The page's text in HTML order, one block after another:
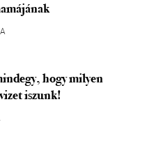
hogy milyen
iszunk!